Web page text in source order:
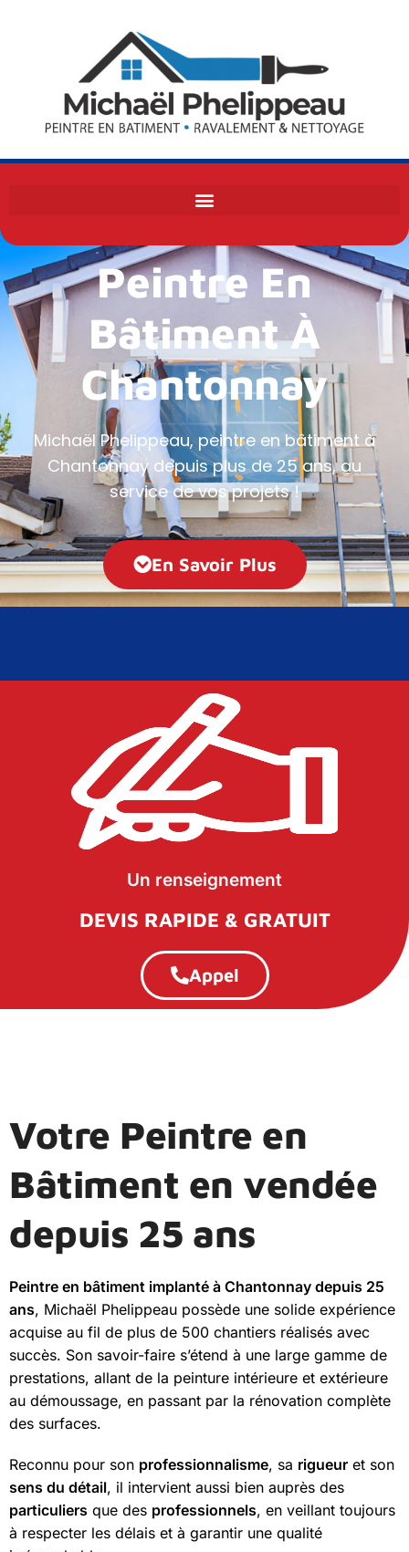
Peintre En
Bâtiment À
Chantonnay
Michaël Phelippeau, peintre en bâtiment à
Chantonnay depuis plus de 25 ans, au
service de vos projets !
En Savoir Plus
Un renseignement
DEVIS RAPIDE & GRATUIT
Appel
Votre Peintre en
Bâtiment en vendée
depuis 25 ans
Peintre en bâtiment implanté à Chantonnay depuis 25
ans, Michaël Phelippeau possède une solide expérience
acquise au fil de plus de 500 chantiers réalisés avec
succès. Son savoir-faire s’étend à une large gamme de
prestations, allant de la peinture intérieure et extérieure
au démoussage, en passant par la rénovation complète
des surfaces.
Reconnu pour son professionnalisme, sa rigueur et son
sens du détail, il intervient aussi bien auprès des
particuliers que des professionnels, en veillant toujours
à respecter les délais et à garantir une qualité